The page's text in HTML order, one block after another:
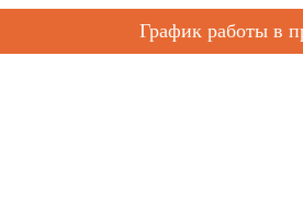
График работы в